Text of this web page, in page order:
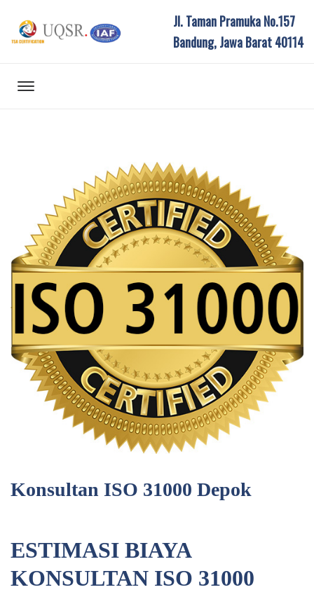
Jl. Taman Pramuka No.157
Bandung, Jawa Barat 40114
Konsultan ISO 31000 Depok
ESTIMASI BIAYA
KONSULTAN ISO 31000